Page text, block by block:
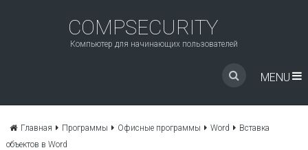
COMPSECURITY
Компьютер для начинающих пользователей
MENU
Главная Программы Офисные программы Word
Вставка
объектов в Word